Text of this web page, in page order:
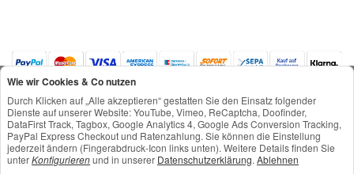
Frage abschicken
*Alle Preise inkl. gesetzlicher USt., zzgl.Versand
Wie wir Cookies & Co nutzen
Durch Klicken auf „Alle akzeptieren“ gestatten Sie den Einsatz folgender
Dienste auf unserer Website: YouTube, Vimeo, ReCaptcha, Doofinder,
DataFirst Track, Tagbox, Google Analytics 4, Google Ads Conversion Tracking,
PayPal Express Checkout und Ratenzahlung. Sie können die Einstellung
jederzeit ändern (Fingerabdruck-Icon links unten). Weitere Details finden Sie
unterKonfigurierenund in unserer Datenschutzerklärung. Ablehnen